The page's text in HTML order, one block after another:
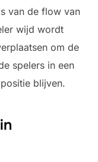
van de flow van
wijd wordt
om de
spelers in een
blijven.